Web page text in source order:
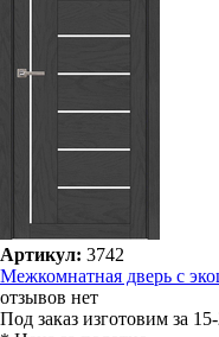
Артикул: 3742
Межкомнатная дверь с
отзывов нет
Под заказ изготовим за